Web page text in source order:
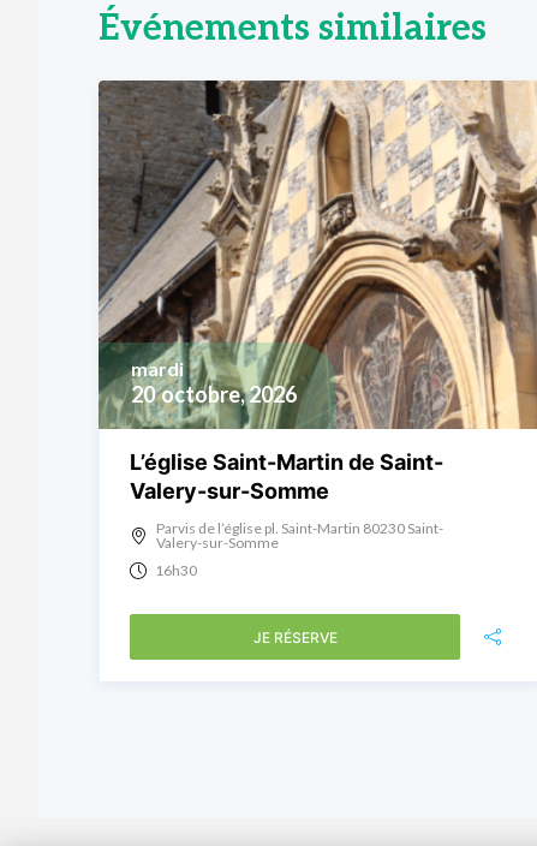
Événements similaires
20 octobre, 2026
mardi
L’église Saint-Martin de Saint-
Valery-sur-Somme
Parvis de l’église pl. Saint-Martin 80230 Saint-
Valery-sur-Somme
16h30
JE RÉSERVE